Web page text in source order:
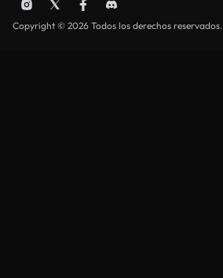
Copyright © 2026 Todos los derechos reservados.